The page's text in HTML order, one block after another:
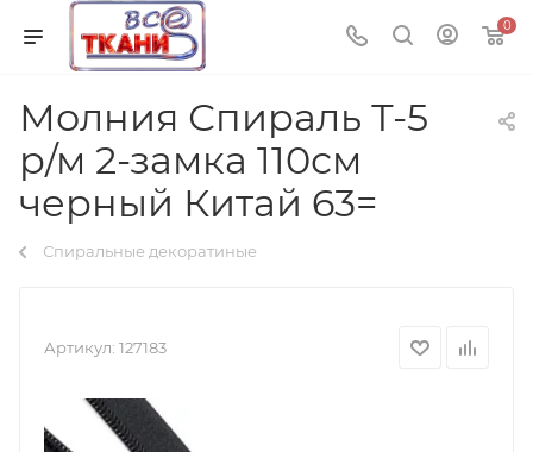
0
Молния Спираль Т-5
р/м 2-замка 110см
черный Китай 63=
Спиральные декоратиные
Артикул: 127183